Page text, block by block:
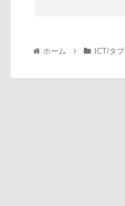
ホーム ICT/タ